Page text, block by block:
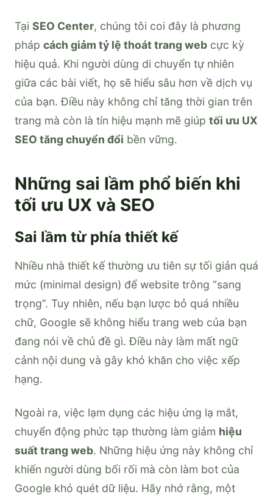
Tại SEO Center, chúng tôi coi đây là phương
pháp cách giảm tỷ lệ thoát trang web cực kỳ
hiệu quả. Khi người dùng di chuyển tự nhiên
giữa các bài viết, họ sẽ hiểu sâu hơn về dịch vụ
của bạn. Điều này không chỉ tăng thời gian trên
trang mà còn là tín hiệu mạnh mẽ giúp tối ưu UX
SEO tăng chuyển đổi bền vững.
Những sai lầm phổ biến khi
tối ưu UX và SEO
Sai lầm từ phía thiết kế
Nhiều nhà thiết kế thường ưu tiên sự tối giản quá
mức (minimal design) để website trông “sang
trọng”. Tuy nhiên, nếu bạn lược bỏ quá nhiều
chữ, Google sẽ không hiểu trang web của bạn
đang nói về chủ đề gì. Điều này làm mất ngữ
cảnh nội dung và gây khó khăn cho việc xếp
hạng.
Ngoài ra, việc lạm dụng các hiệu ứng lạ mắt,
chuyển động phức tạp thường làm giảm hiệu
suất trang web. Những hiệu ứng này không chỉ
khiến người dùng bối rối mà còn làm bot của
Google khó quét dữ liệu. Hãy nhớ rằng, một